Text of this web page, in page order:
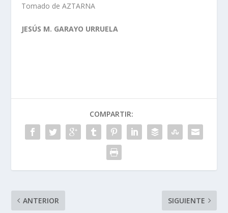
Tomado de AZTARNA
JESÚS M. GARAYO URRUELA
COMPARTIR:
ANTERIOR SIGUIENTE